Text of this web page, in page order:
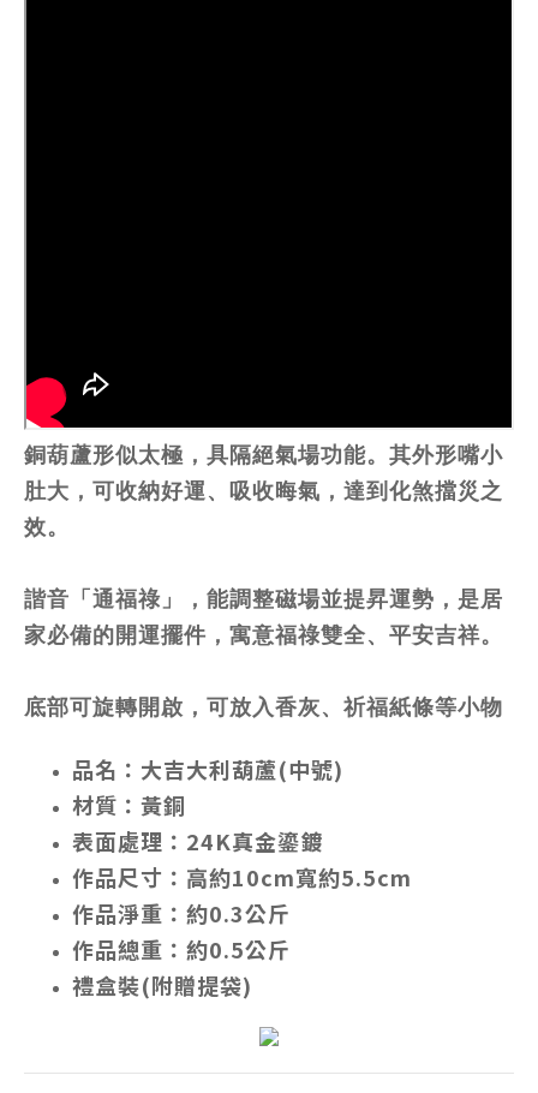
銅葫蘆形似太極，具隔絕氣場功能。其外形嘴小
肚大，可收納好運、吸收晦氣，達到化煞擋災之
效。
諧音「通福祿」，能調整磁場並提昇運勢，是居
家必備的開運擺件，寓意福祿雙全、平安吉祥。
底部可旋轉開啟，可放入香灰、祈福紙條等小物
品名：大吉大利葫蘆(中號)
材質：黃銅
表面處理：24K真金鎏鍍
作品尺寸：高約10cm寬約5.5cm
作品淨重：約0.3公斤
作品總重：約0.5公斤
禮盒裝(附贈提袋)